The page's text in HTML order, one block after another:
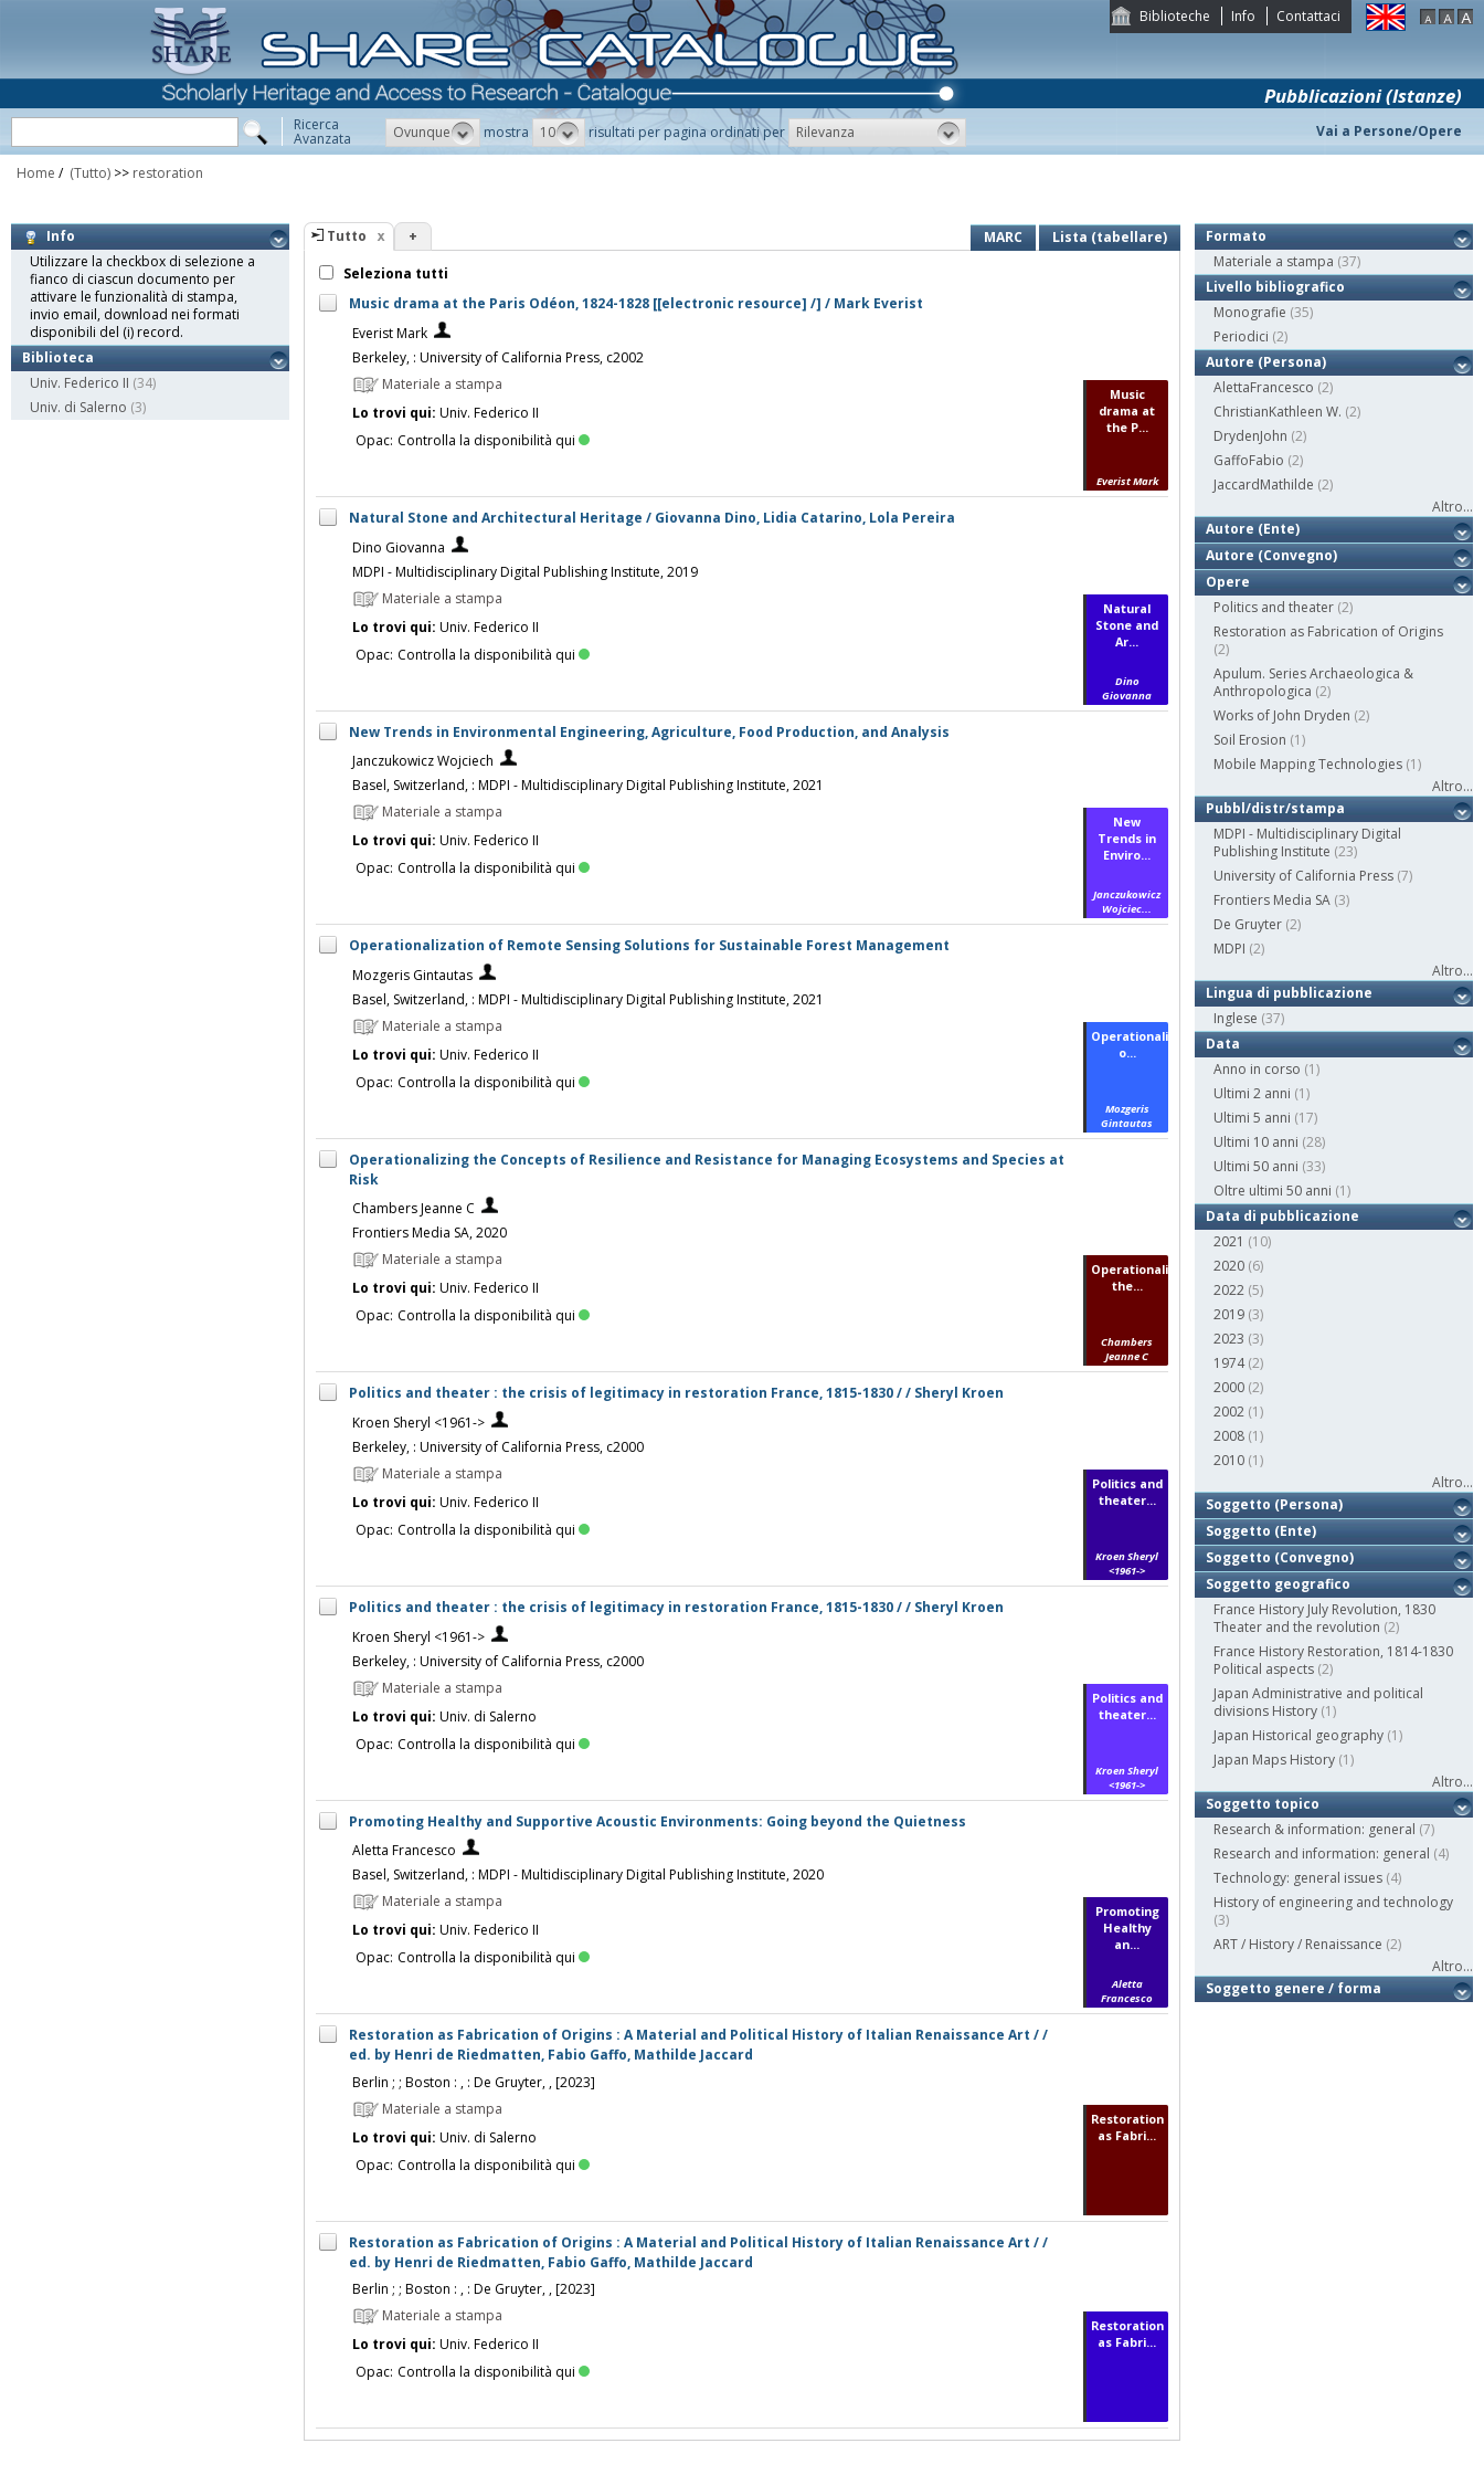
Biblioteche Info Contattaci
Pubblicazioni (Istanze)
Ricerca
Avanzata Ovunque mostra 10 risultati per pagina ordinati per Rilevanza Vai a Persone/Opere
Home / (Tutto) >> restoration
Info
Utilizzare la checkbox di selezione a
fianco di ciascun documento per
attivare le funzionalità di stampa,
invio email, download nei formati
disponibili del (i) record.
Biblioteca
Univ. Federico II (34)
Univ. di Salerno (3)
Tutto + MARC
Lista (tabellare)
Seleziona tutti
Music drama at the Paris Odéon, 1824-1828 [[electronic resource] /] / Mark Everist
Everist Mark
Berkeley, : University of California Press, c2002
Materiale a stampa
Lo trovi qui: Univ. Federico II
Opac: Controlla la disponibilità qui
Music
drama at
the P...
Everist Mark
Natural Stone and Architectural Heritage / Giovanna Dino, Lidia Catarino, Lola Pereira
Dino Giovanna
MDPI - Multidisciplinary Digital Publishing Institute, 2019
Materiale a stampa
Lo trovi qui: Univ. Federico II
Opac: Controlla la disponibilità qui
Natural
Stone and
Ar...
Dino
Giovanna
New Trends in Environmental Engineering, Agriculture, Food Production, and Analysis
Janczukowicz Wojciech
Basel, Switzerland, : MDPI - Multidisciplinary Digital Publishing Institute, 2021
Materiale a stampa
Lo trovi qui: Univ. Federico II
Opac: Controlla la disponibilità qui
New
Trends in
Enviro...
Janczukowicz
Wojciec...
Operationalization of Remote Sensing Solutions for Sustainable Forest Management
Mozgeris Gintautas
Basel, Switzerland, : MDPI - Multidisciplinary Digital Publishing Institute, 2021
Materiale a stampa
Lo trovi qui: Univ. Federico II
Opac: Controlla la disponibilità qui
Operationalization
o...
Mozgeris
Gintautas
Operationalizing the Concepts of Resilience and Resistance for Managing Ecosystems and Species at
Risk
Chambers Jeanne C
Frontiers Media SA, 2020
Materiale a stampa
Lo trovi qui: Univ. Federico II
Opac: Controlla la disponibilità qui
Operationalizing
the...
Chambers
Jeanne C
Politics and theater : the crisis of legitimacy in restoration France, 1815-1830 / / Sheryl Kroen
Kroen Sheryl <1961->
Berkeley, : University of California Press, c2000
Materiale a stampa
Lo trovi qui: Univ. Federico II
Opac: Controlla la disponibilità qui
Politics and
theater...
Kroen Sheryl
<1961->
Politics and theater : the crisis of legitimacy in restoration France, 1815-1830 / / Sheryl Kroen
Kroen Sheryl <1961->
Berkeley, : University of California Press, c2000
Materiale a stampa
Lo trovi qui: Univ. di Salerno
Opac: Controlla la disponibilità qui
Politics and
theater...
Kroen Sheryl
<1961->
Promoting Healthy and Supportive Acoustic Environments: Going beyond the Quietness
Aletta Francesco
Basel, Switzerland, : MDPI - Multidisciplinary Digital Publishing Institute, 2020
Materiale a stampa
Lo trovi qui: Univ. Federico II
Opac: Controlla la disponibilità qui
Promoting
Healthy
an...
Aletta
Francesco
Restoration as Fabrication of Origins : A Material and Political History of Italian Renaissance Art / /
ed. by Henri de Riedmatten, Fabio Gaffo, Mathilde Jaccard
Berlin ; ; Boston : , : De Gruyter, , [2023]
Materiale a stampa
Lo trovi qui: Univ. di Salerno
Opac: Controlla la disponibilità qui
Restoration
as Fabri...
Restoration as Fabrication of Origins : A Material and Political History of Italian Renaissance Art / /
ed. by Henri de Riedmatten, Fabio Gaffo, Mathilde Jaccard
Berlin ; ; Boston : , : De Gruyter, , [2023]
Materiale a stampa
Lo trovi qui: Univ. Federico II
Opac: Controlla la disponibilità qui
Restoration
as Fabri...
Formato
Materiale a stampa (37)
Livello bibliografico
Monografie (35)
Periodici (2)
Autore (Persona)
AlettaFrancesco (2)
ChristianKathleen W. (2)
DrydenJohn (2)
GaffoFabio (2)
JaccardMathilde (2)
Altro...
Autore (Ente)
Autore (Convegno)
Opere
Politics and theater (2)
Restoration as Fabrication of Origins
(2)
Apulum. Series Archaeologica &
Anthropologica (2)
Works of John Dryden (2)
Soil Erosion (1)
Mobile Mapping Technologies (1)
Altro...
Pubbl/distr/stampa
MDPI - Multidisciplinary Digital
Publishing Institute (23)
University of California Press (7)
Frontiers Media SA (3)
De Gruyter (2)
MDPI (2)
Altro...
Lingua di pubblicazione
Inglese (37)
Data
Anno in corso (1)
Ultimi 2 anni (1)
Ultimi 5 anni (17)
Ultimi 10 anni (28)
Ultimi 50 anni (33)
Oltre ultimi 50 anni (1)
Data di pubblicazione
2021 (10)
2020 (6)
2022 (5)
2019 (3)
2023 (3)
1974 (2)
2000 (2)
2002 (1)
2008 (1)
2010 (1)
Altro...
Soggetto (Persona)
Soggetto (Ente)
Soggetto (Convegno)
Soggetto geografico
France History July Revolution, 1830
Theater and the revolution (2)
France History Restoration, 1814-1830
Political aspects (2)
Japan Administrative and political
divisions History (1)
Japan Historical geography (1)
Japan Maps History (1)
Altro...
Soggetto topico
Research & information: general (7)
Research and information: general (4)
Technology: general issues (4)
History of engineering and technology
(3)
ART / History / Renaissance (2)
Altro...
Soggetto genere / forma